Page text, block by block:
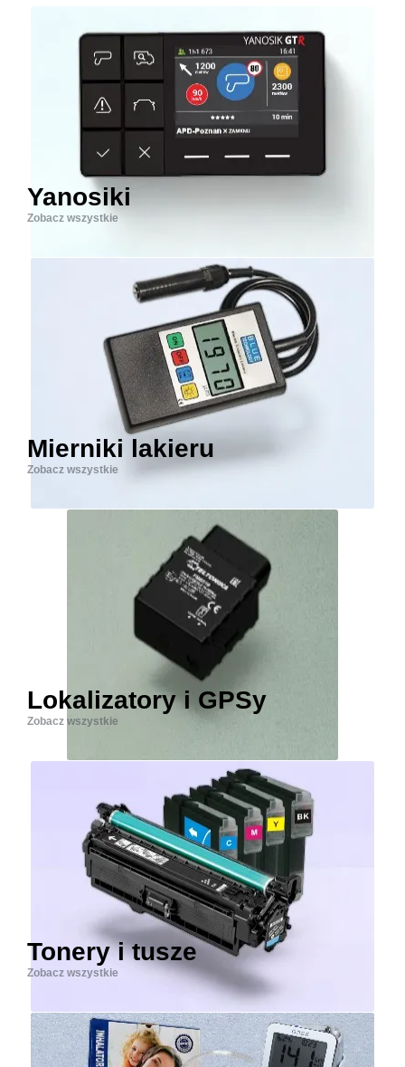
Yanosiki
Zobacz wszystkie
Mierniki lakieru
Zobacz wszystkie
Zobacz wszystkie
Lokalizatory i GPSy
Tonery i tusze
Zobacz wszystkie